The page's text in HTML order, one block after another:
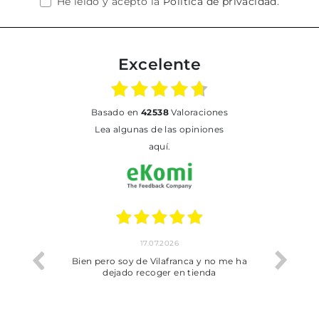
Excelente
basado en 42538Valoraciones
Lea algunas de las opiniones
aquí.
trobat
17.07.2026
Bien pero soy de Vilafranca y no me ha
dejado recoger en tienda